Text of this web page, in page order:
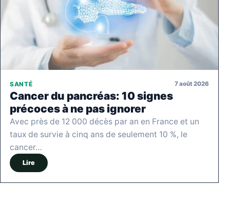
SANTÉ 7 août 2026
Cancer du pancréas: 10 signes
précoces à ne pas ignorer
Avec près de 12 000 décès par an en France et un
taux de survie à cinq ans de seulement 10 %, le
cancer…
Lire